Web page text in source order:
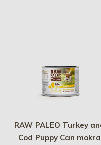
RAW PALEO Turkey
Cod Puppy Can mokra